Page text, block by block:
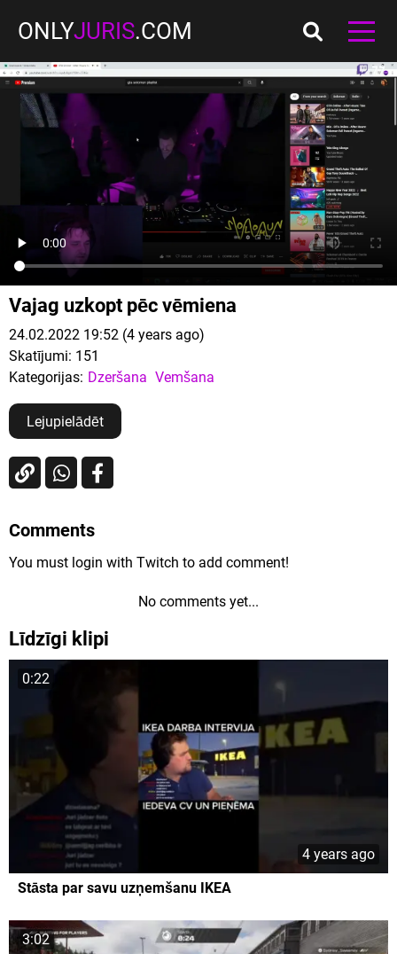
ONLYJURIS.COM
Vajag uzkopt pēc vēmiena
24.02.2022 19:52 (4 years ago)
Skatījumi: 151
Kategorijas: Dzeršana Vemšana
Lejupielādēt
Comments
You must login with Twitch to add comment!
No comments yet...
Līdzīgi klipi
0:22
4 years ago
Stāsta par savu uzņemšanu IKEA
3:02